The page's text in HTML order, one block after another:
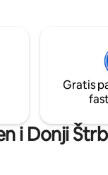
på floden Uni 🧗
Krupa 🏕️ Camping i
transport Upplev
vinkel! AtrijlandGratis
i Donji